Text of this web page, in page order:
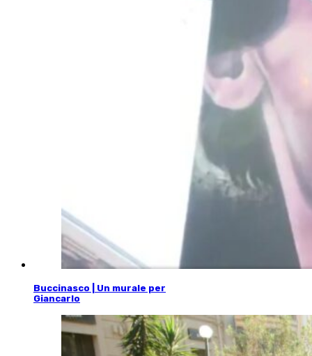
Buccinasco | Un murale per
Giancarlo